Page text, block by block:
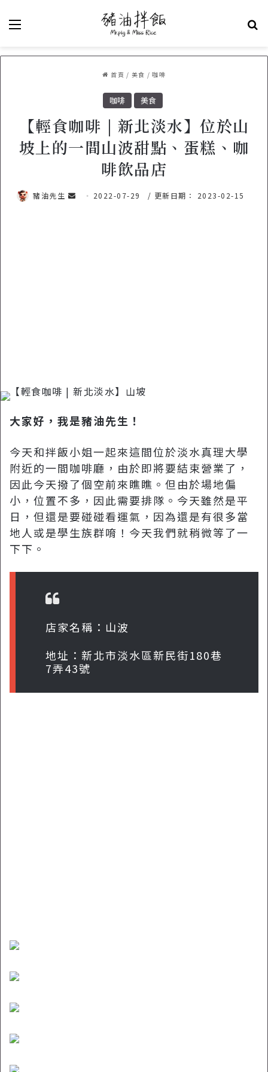
首頁 / 美食 / 咖啡
咖啡 美食
【輕食咖啡 | 新北淡水】位於山
坡上的一間山波甜點、蛋糕、咖
啡飲品店
豬油先生 2022-07-29 / 更新日期： 2023-02-15
大家好，我是豬油先生！
今天和拌飯小姐一起來這間位於淡水真理大學
附近的一間咖啡廳，由於即將要結束營業了，
因此今天撥了個空前來瞧瞧。但由於場地偏
小，位置不多，因此需要排隊。今天雖然是平
日，但還是要碰碰看運氣，因為還是有很多當
地人或是學生族群唷！今天我們就稍微等了一
下下。
店家名稱：山波
地址：新北市淡水區新民街180巷
7弄43號